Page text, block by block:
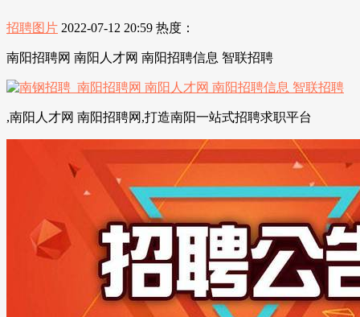
招聘图片 2022-07-12 20:59 热度：
南阳招聘网 南阳人才网 南阳招聘信息 智联招聘
,南阳人才网 南阳招聘网,打造南阳一站式招聘求职平台